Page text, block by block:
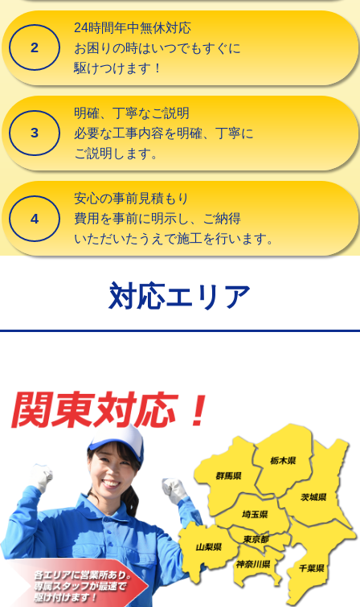
交換・取付(排水栓・排水トラップ
（P/S/ポップアップ））
交換・取付（その他部品）
持込商品取付（単水栓）
持込商品取付（混合水栓） 16,500円
持込商品取付（浄水器・分岐水栓） 16,500円
給水管工事※（ホール加工)
給水管工事※（バンド止め) 3,300円
給水管工事※（保温材使用（バンド止
5,500円
給水管工事※（塩ビ管（VP・HI）使
用/3ｍまで)
給水管工事※（塩ビ管（VP・HI）使
用（追加）/3ｍ超え)
+8,800円
給水管工事※（ライニング鋼管・銅
管・ポリ管・HT管使用/3ｍまで)
44,000円
給水管工事※（ライニング鋼管・銅
管・ポリ管・HT管使用/3ｍ超え)
+8,800円
マス交換（土の掘削・埋め戻し作業）
2
24時間年中無休対応
お困りの時はいつでもすぐに
駆けつけます！
3
明確、丁寧なご説明
必要な工事内容を明確、丁寧に
ご説明します。
4
安心の事前見積もり
費用を事前に明示し、ご納得
いただいたうえで施工を行います。
対応エリア